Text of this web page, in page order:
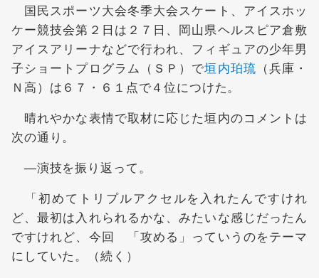
国民スポーツ大会冬季大会スケート、アイスホッ
ケー競技会第２日は２７日、岡山県ヘルスピア倉敷
アイスアリーナなどで行われ、フィギュアの少年男
子ショートプログラム（ＳＰ）で垣内珀琉 （兵庫・
Ｎ高）は６７・６１点で４位につけた。
晴れやかな表情で取材に応じた垣内のコメントは
次の通り。
―演技を振り返って。
「初めてトリプルアクセルを入れたんですけれ
ど、最初は入れられるかな、みたいな感じだったん
ですけれど、今回 「攻める」っていうのをテーマ
にしていた。（続く）